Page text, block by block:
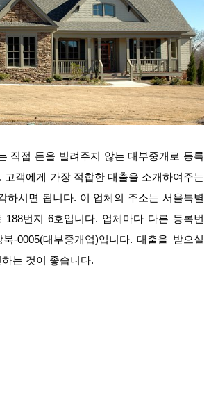
직접 돈을 빌려주지 않는 대부중개로 등록
고객에게 가장 적합한 대출을 소개하여주는
하시면 됩니다. 이 업체의 주소는 서울특별
188번지 6호입니다. 업체마다 다른 등록번
-0005(대부중개업)입니다. 대출을 받으실
는 것이 좋습니다.